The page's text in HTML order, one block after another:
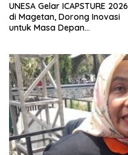
UNESA Gelar ICAPSTURE 2026
di Magetan, Dorong Inovasi
untuk Masa Depan